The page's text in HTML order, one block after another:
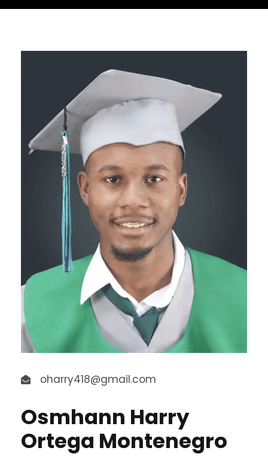
oharry418@gmail.com
Osmhann Harry
Ortega Montenegro